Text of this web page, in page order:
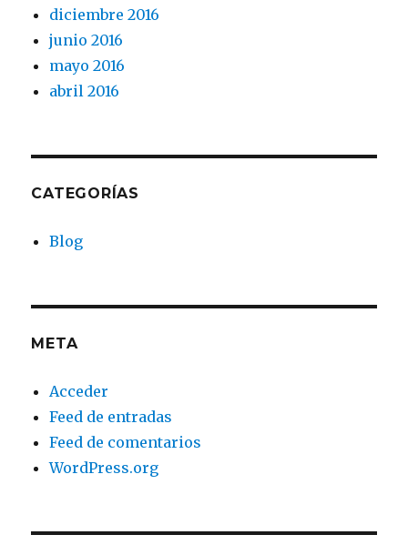
diciembre 2016
junio 2016
mayo 2016
abril 2016
CATEGORÍAS
Blog
META
Acceder
Feed de entradas
Feed de comentarios
WordPress.org